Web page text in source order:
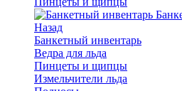
Назад
Банкетный инвентарь
Ведра для льда
Пинцеты и щипцы
Измельчители льда